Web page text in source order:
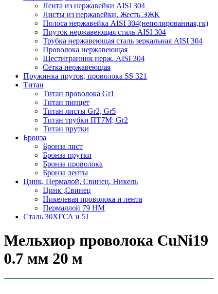
Лента из нержавейки AISI 304
Листы из нержавейки, Жесть ЭЖК
Полоса нержавейка АISI 304(неполированная,гк)
Пруток нержавеющая сталь AISI 304
Трубка нержавеющая сталь зеркальная AISI 304
Проволока нержавеющая
Шестигранник нерж. AISI 304
Сетка нержавеющая
Пружинка пруток, проволока SS 321
Титан
Титан проволока Gr1
Титан пинцет
Титан листы Gr2, Gr5
Титан трубки ПТ7М; Gr2
Титан прутки
Бронза
Бронза лист
Бронза прутки
Бронза проволока
Бронза ленты
Цинк, Пермалой, Свинец, Никель
Цинк ,Свинец
Никелевая проволока и лента
Пермаллой 79 НМ
Сталь 30ХГСА и 51
Мельхиор проволока CuNi19
0.7 мм 20 м